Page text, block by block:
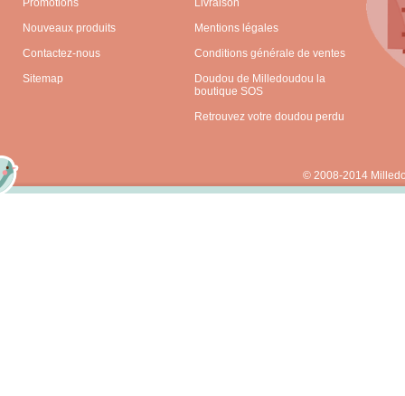
Promotions
Nouveaux produits
Contactez-nous
Sitemap
Livraison
Mentions légales
Conditions générale de ventes
Doudou de Milledoudou la
boutique SOS
Retrouvez votre doudou perdu
© 2008-2014